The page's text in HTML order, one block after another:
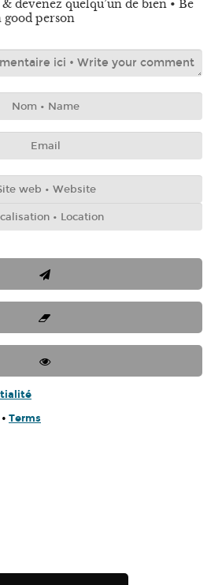
devenez quelqu’un de bien • Be
good person
• Terms